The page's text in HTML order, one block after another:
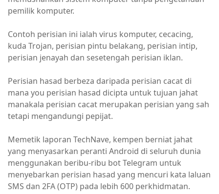
pemilik komputer.
Contoh perisian ini ialah virus komputer, cecacing,
kuda Trojan, perisian pintu belakang, perisian intip,
perisian jenayah dan sesetengah perisian iklan.
Perisian hasad berbeza daripada perisian cacat di
mana you perisian hasad dicipta untuk tujuan jahat
manakala perisian cacat merupakan perisian yang sah
tetapi mengandungi pepijat.
Memetik laporan TechNave, kempen berniat jahat
yang menyasarkan peranti Android di seluruh dunia
menggunakan beribu-ribu bot Telegram untuk
menyebarkan perisian hasad yang mencuri kata laluan
SMS dan 2FA (OTP) pada lebih 600 perkhidmatan.